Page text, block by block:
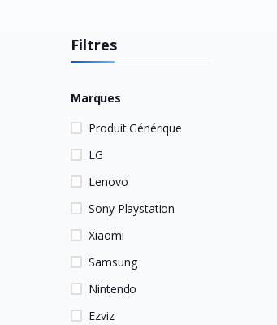
Filtres
Marques
Produit Générique
LG
Lenovo
Sony Playstation
Xiaomi
Samsung
Nintendo
Ezviz